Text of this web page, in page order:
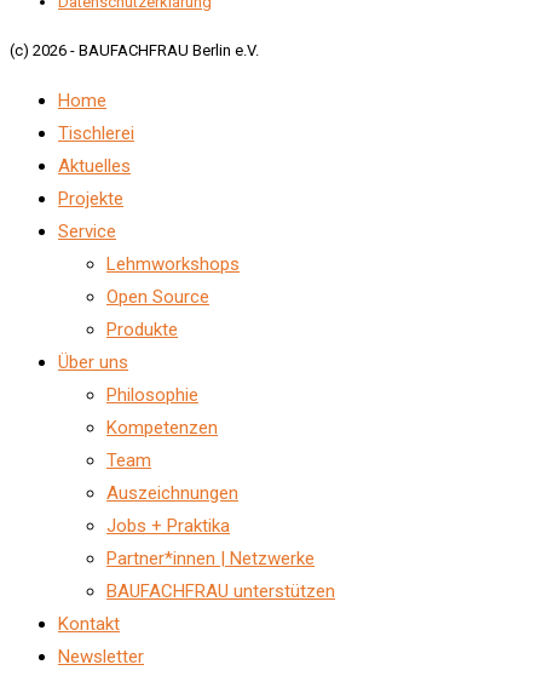
(c) 2026 - BAUFACHFRAU Berlin e.V.
Home
Tischlerei
Aktuelles
Projekte
Service
Lehmworkshops
Open Source
Produkte
Über uns
Philosophie
Kompetenzen
Team
Auszeichnungen
Jobs + Praktika
Partner*innen | Netzwerke
BAUFACHFRAU unterstützen
Kontakt
Newsletter